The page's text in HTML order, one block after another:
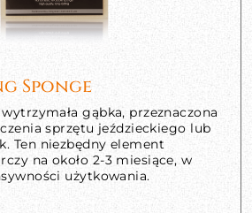
Sponge
gąbka, przeznaczona
sprzętu jeździeckiego lub
Ten niezbędny element
na około 2-3 miesiące, w
użytkowania.